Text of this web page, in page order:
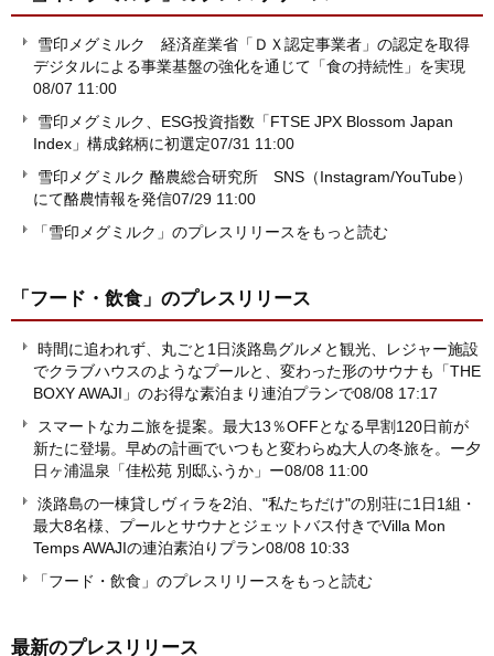
雪印メグミルク 経済産業省「ＤＸ認定事業者」の認定を取得
デジタルによる事業基盤の強化を通じて「食の持続性」を実現
08/07 11:00
雪印メグミルク、ESG投資指数「FTSE JPX Blossom Japan
Index」構成銘柄に初選定07/31 11:00
雪印メグミルク 酪農総合研究所 SNS（Instagram/YouTube）
にて酪農情報を発信07/29 11:00
「雪印メグミルク」のプレスリリースをもっと読む
「フード・飲食」 のプレスリリース
時間に追われず、丸ごと1日淡路島グルメと観光、レジャー施設
でクラブハウスのようなプールと、変わった形のサウナも「THE
BOXY AWAJI」のお得な素泊まり連泊プランで08/08 17:17
スマートなカニ旅を提案。最大13％OFFとなる早割120日前が
新たに登場。早めの計画でいつもと変わらぬ大人の冬旅を。ー夕
日ヶ浦温泉「佳松苑 別邸ふうか」ー08/08 11:00
淡路島の一棟貸しヴィラを2泊、"私たちだけ"の別荘に1日1組・
最大8名様、プールとサウナとジェットバス付きでVilla Mon
Temps AWAJIの連泊素泊りプラン08/08 10:33
「フード・飲食」のプレスリリースをもっと読む
最新のプレスリリース